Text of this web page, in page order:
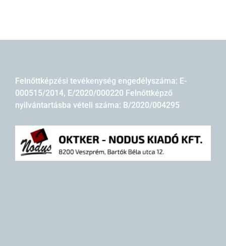
Felnőttképzési tevékenység engedélyszáma: E-
000515/2014, E/2020/000220 Felnőttképző
nyilvántartásba vételi száma: B/2020/004295